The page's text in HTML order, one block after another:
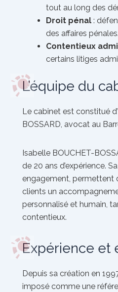
tout au long des
Droit pénal :
des affaires pénales.
Contentieux
certains litiges
L’équipe du
Le cabinet est constitué
BOSSARD, avocat au
Isabelle BOUCHET-
de 20 ans d’expérience.
engagement, permettent
clients un
personnalisé et humain,
contentieux.
Expérience et
Depuis sa création en
imposé comme une